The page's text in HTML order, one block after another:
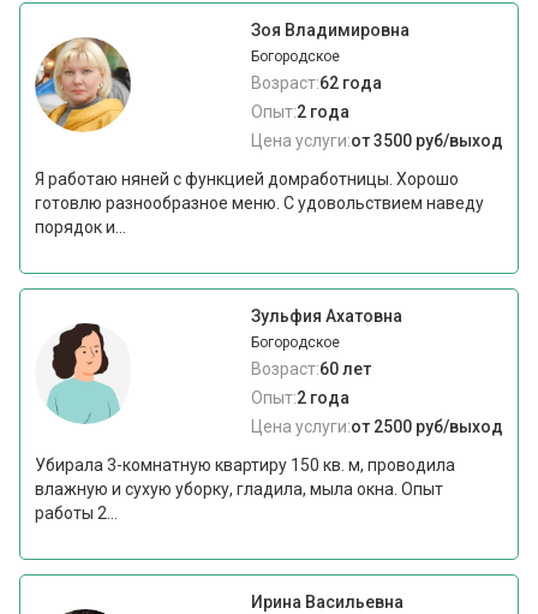
Зоя Владимировна
Богородское
Возраст:62 года
Опыт:2 года
Цена услуги:от 3500 руб/выход
Я работаю няней с функцией домработницы. Хорошо
готовлю разнообразное меню. С удовольствием наведу
порядок и...
Зульфия Ахатовна
Богородское
Возраст:60 лет
Опыт:2 года
Цена услуги:от 2500 руб/выход
Убирала 3-комнатную квартиру 150 кв. м, проводила
влажную и сухую уборку, гладила, мыла окна. Опыт
работы 2...
Ирина Васильевна